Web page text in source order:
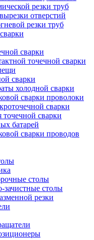
резки труб
отверстий
резки труб
сварки
точечной сварки
сварки
холодной сварки
сварки проволоки
сварки
сварки
батарей
сварки проводов
столы
столы
резки